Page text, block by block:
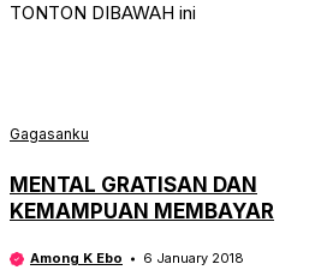
TONTON DIBAWAH ini
Gagasanku
MENTAL GRATISAN DAN
KEMAMPUAN MEMBAYAR
Among K Ebo 6 January 2018